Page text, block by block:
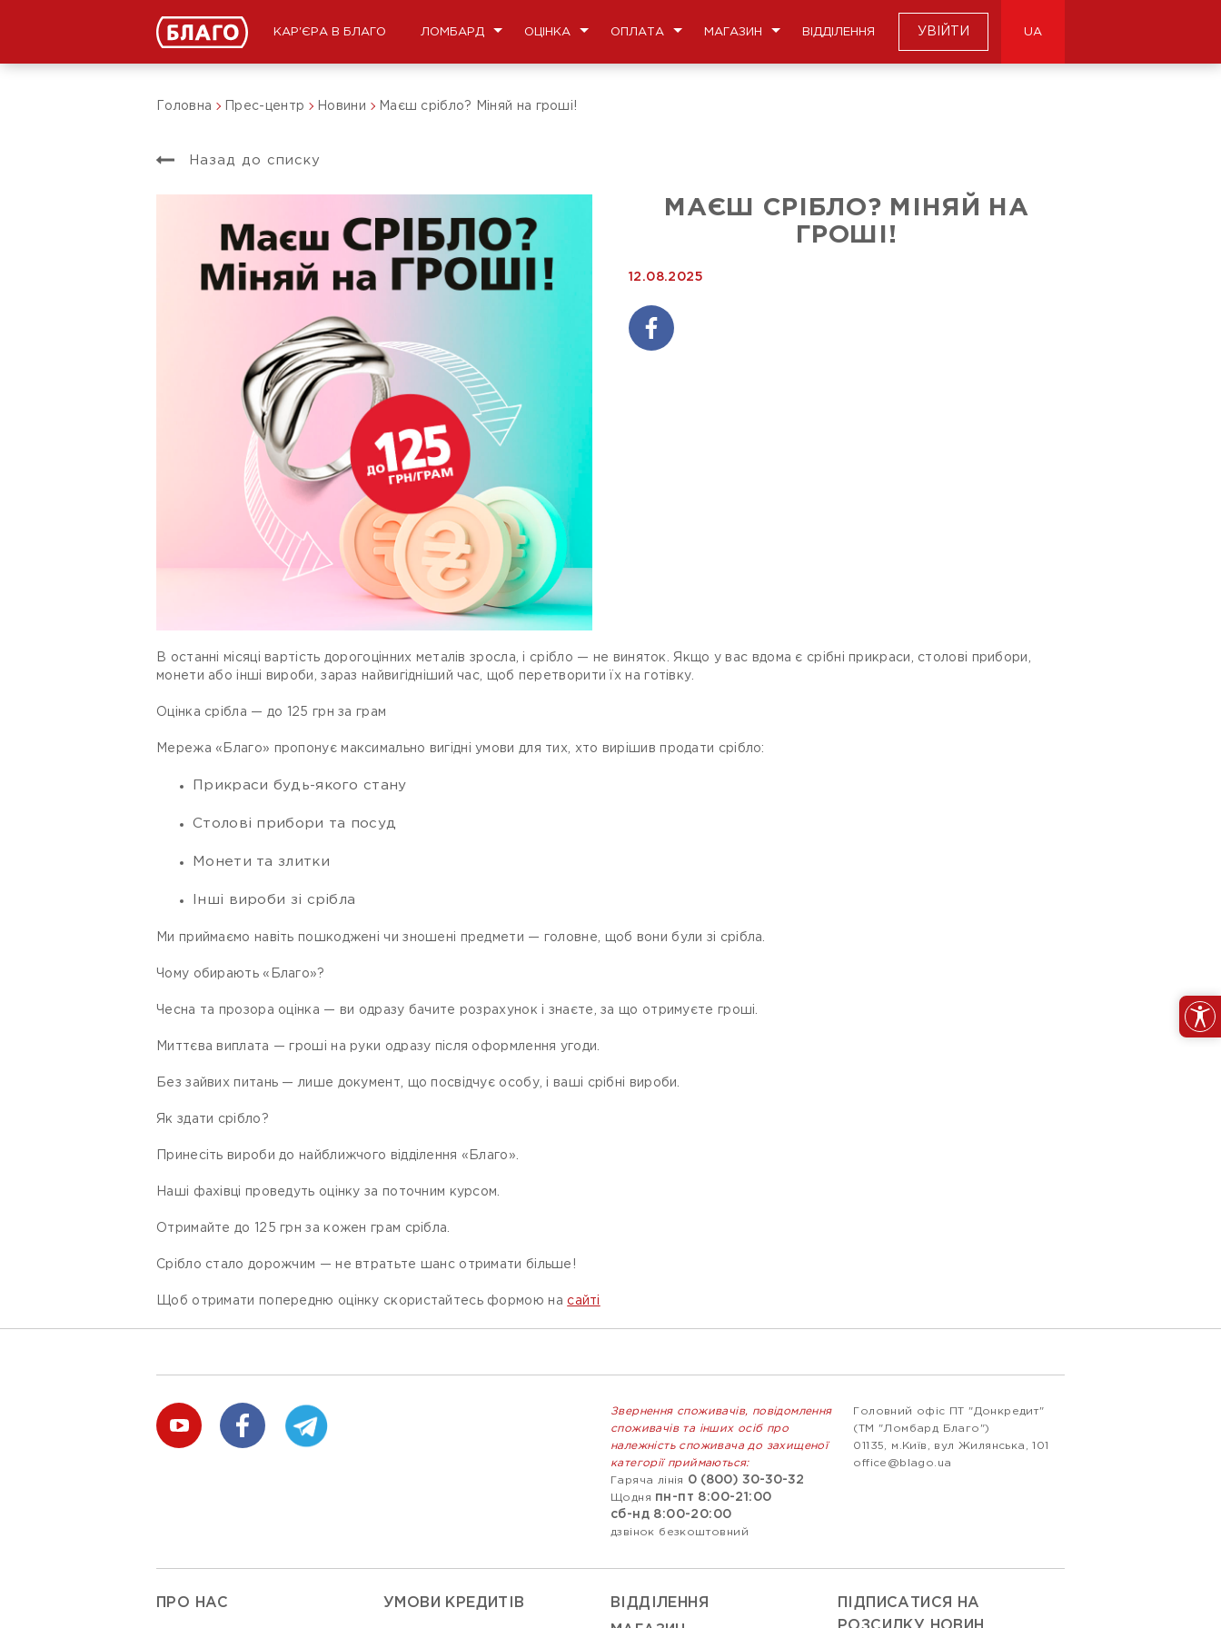
КАР'ЄРА В БЛАГО ЛОМБАРД ОЦІНКА ОПЛАТА МАГАЗИН ВІДДІЛЕННЯ УВІЙТИ UA
Головна Прес-центр Новини Маєш срібло? Міняй на гроші!
Назад до списку
МАЄШ СРІБЛО? МІНЯЙ НА
ГРОШІ!
12.08.2025
В останні місяці вартість дорогоцінних металів зросла, і срібло — не виняток. Якщо у вас вдома є срібні прикраси, столові прибори,
монети або інші вироби, зараз найвигідніший час, щоб перетворити їх на готівку.
Оцінка срібла — до 125 грн за грам
Мережа «Благо» пропонує максимально вигідні умови для тих, хто вирішив продати срібло:
Прикраси будь-якого стану
Столові прибори та посуд
Монети та злитки
Інші вироби зі срібла
Ми приймаємо навіть пошкоджені чи зношені предмети — головне, щоб вони були зі срібла.
Чому обирають «Благо»?
Чесна та прозора оцінка — ви одразу бачите розрахунок і знаєте, за що отримуєте гроші.
Миттєва виплата — гроші на руки одразу після оформлення угоди.
Без зайвих питань — лише документ, що посвідчує особу, і ваші срібні вироби.
Як здати срібло?
Принесіть вироби до найближчого відділення «Благо».
Наші фахівці проведуть оцінку за поточним курсом.
Отримайте до 125 грн за кожен грам срібла.
Срібло стало дорожчим — не втратьте шанс отримати більше!
Щоб отримати попередню оцінку скористайтесь формою на сайті
Звернення споживачів, повідомлення
споживачів та інших осіб про
належність споживача до захищеної
категорії приймаються:
Гаряча лінія
0 (800) 30-30-32
Щодня пн-пт 8:00-21:00
сб-нд 8:00-20:00
дзвінок безкоштовний
Головний офіс ПТ "Донкредит"
(ТМ "Ломбард Благо")
01135, м.Київ, вул Жилянська, 101
office@blago.ua
ПРО НАС УМОВИ КРЕДИТІВ
ВIДДIЛЕННЯ
ПІДПИСАТИСЯ НА